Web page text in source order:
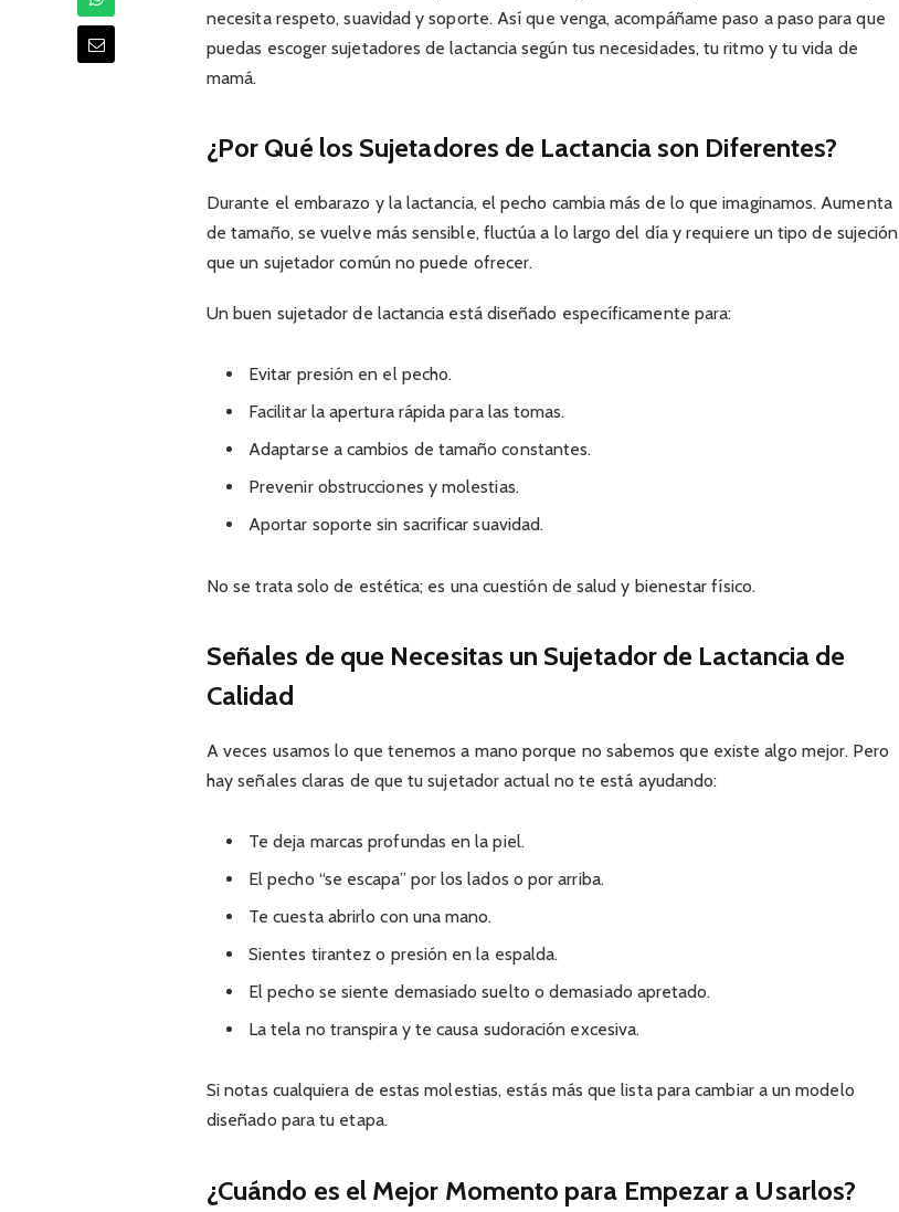
necesita respeto, suavidad y soporte. Así que venga, acompáñame paso a paso para que
puedas escoger sujetadores de lactancia según tus necesidades, tu ritmo y tu vida de
mamá.
¿Por Qué los Sujetadores de Lactancia son Diferentes?
Durante el embarazo y la lactancia, el pecho cambia más de lo que imaginamos. Aumenta
de tamaño, se vuelve más sensible, fluctúa a lo largo del día y requiere un tipo de sujeción
que un sujetador común no puede ofrecer.
Un buen sujetador de lactancia está diseñado específicamente para:
Evitar presión en el pecho.
Facilitar la apertura rápida para las tomas.
Adaptarse a cambios de tamaño constantes.
Prevenir obstrucciones y molestias.
Aportar soporte sin sacrificar suavidad.
No se trata solo de estética; es una cuestión de salud y bienestar físico.
Señales de que Necesitas un Sujetador de Lactancia de
Calidad
A veces usamos lo que tenemos a mano porque no sabemos que existe algo mejor. Pero
hay señales claras de que tu sujetador actual no te está ayudando:
Te deja marcas profundas en la piel.
El pecho “se escapa” por los lados o por arriba.
Te cuesta abrirlo con una mano.
Sientes tirantez o presión en la espalda.
El pecho se siente demasiado suelto o demasiado apretado.
La tela no transpira y te causa sudoración excesiva.
Si notas cualquiera de estas molestias, estás más que lista para cambiar a un modelo
diseñado para tu etapa.
¿Cuándo es el Mejor Momento para Empezar a Usarlos?